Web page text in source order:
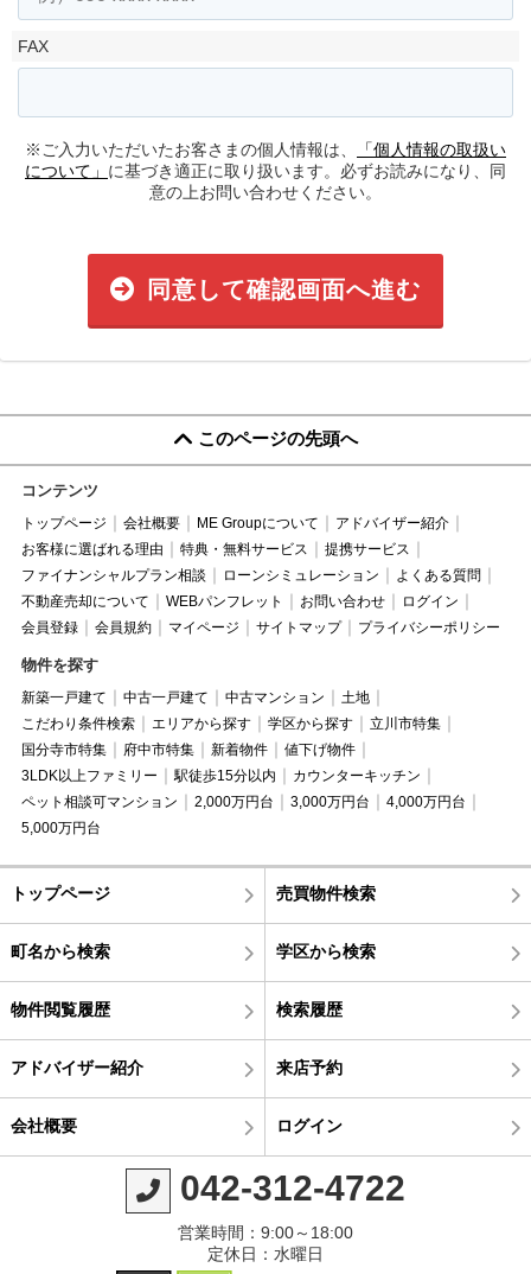
FAX
※ご入力いただいたお客さまの個人情報は、
「個人情報の取扱い
について」 に基づき適正に取り扱います。必ずお読みになり、同
意の上お問い合わせください。
同意して確認画面へ進む
このページの先頭へ
コンテンツ
トップページ 会社概要 ME Groupについて
アドバイザー紹介
お客様に選ばれる理由
特典・無料サービス
提携サービス
ファイナンシャルプラン相談
ローンシミュレーション
よくある質問
不動産売却について
WEBパンフレット お問い合わせ
ログイン
会員登録
会員規約 マイページ サイトマップ プライバシーポリシー
物件を探す
新築一戸建て 中古一戸建て 中古マンション
土地
こだわり条件検索
エリアから探す 学区から探す
立川市特集
国分寺市特集
府中市特集 新着物件
値下げ物件
3LDK以上ファミリー
駅徒歩15分以内
カウンターキッチン
ペット相談可マンション
2,000万円台 3,000万円台
4,000万円台
5,000万円台
トップページ 売買物件検索
町名から検索 学区から検索
物件閲覧履歴 検索履歴
アドバイザー紹介 来店予約
会社概要 ログイン
042-312-4722
営業時間：9:00～18:00
定休日：水曜日